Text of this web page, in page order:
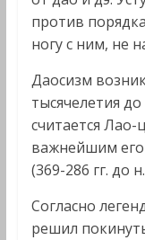
против
ногу с ним, не
Даосизм
тысячелетия
считается Лао-
важнейшим
(369-286 гг. до
Согласно
решил